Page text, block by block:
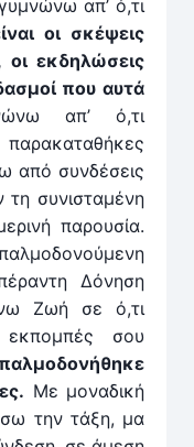
απ’ ό,τι
οι σκέψεις
εκδηλώσεις
που αυτά
απ’ ό,τι
από συνδέσεις
συνισταμένη
παρουσία.
Δόνηση
Ζωή σε ό,τι
εκπομπές σου
Με μοναδική
την τάξη, μα